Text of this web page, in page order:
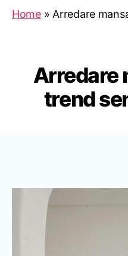
Home»Arredare
Arredare
trend